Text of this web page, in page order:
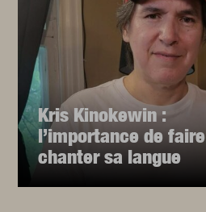
Kris Kinokewin :
l’importance de faire
chanter sa langue